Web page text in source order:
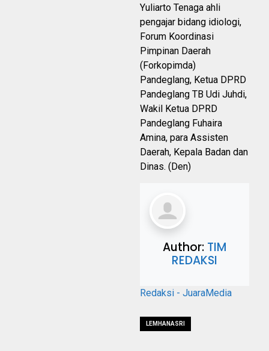
Yuliarto Tenaga ahli
pengajar bidang idiologi,
Forum Koordinasi
Pimpinan Daerah
(Forkopimda)
Pandeglang, Ketua DPRD
Pandeglang TB Udi Juhdi,
Wakil Ketua DPRD
Pandeglang Fuhaira
Amina, para Assisten
Daerah, Kepala Badan dan
Dinas. (Den)
Author: TIM
REDAKSI
Redaksi - JuaraMedia
LEMHANASRI